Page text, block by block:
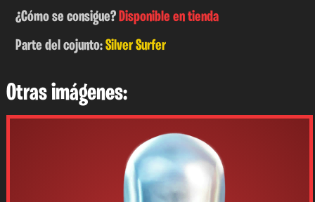
¿Cómo se consigue?Disponible en tienda
Parte del cojunto:Silver Surfer
Otras imágenes: